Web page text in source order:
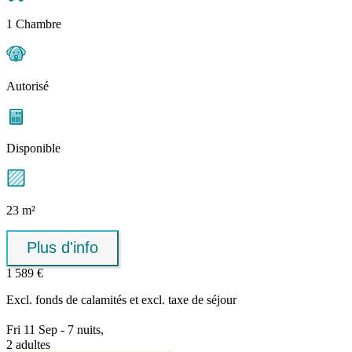
1 Chambre
Autorisé
Disponible
23 m²
Plus d'info
1 589 €
Excl. fonds de calamités et excl. taxe de séjour
Fri 11 Sep - 7 nuits,
2 adultes